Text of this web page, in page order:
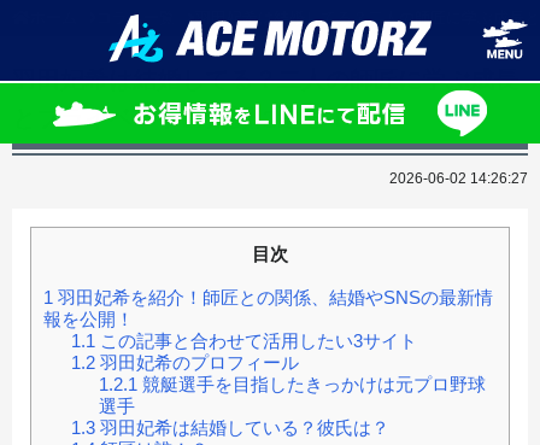
コラム一覧 羽田妃希は結婚してる？二人の師匠に学ぶ成長
羽田妃希は結婚してる？二人の師匠に学ぶ成長
とプライベートの素顔に迫る！
2026-06-02 14:26:27
目次
1 羽田妃希を紹介！師匠との関係、結婚やSNSの最新情
報を公開！
1.1 この記事と合わせて活用したい3サイト
1.2羽田妃希のプロフィール
1.2.1 競艇選手を目指したきっかけは元プロ野球
選手
1.3羽田妃希は結婚している？彼氏は？